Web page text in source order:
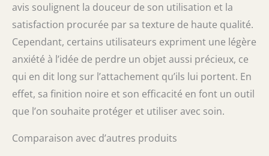
avis soulignent la douceur de son utilisation et la
satisfaction procurée par sa texture de haute qualité.
Cependant, certains utilisateurs expriment une légère
anxiété à l’idée de perdre un objet aussi précieux, ce
qui en dit long sur l’attachement qu’ils lui portent. En
effet, sa finition noire et son efficacité en font un outil
que l’on souhaite protéger et utiliser avec soin.
Comparaison avec d’autres produits